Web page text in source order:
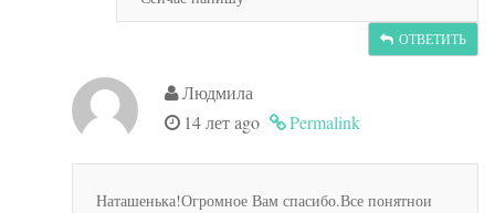
ОТВЕТИТЬ
Людмила
14 лет ago
Permalink
Наташенька!Огромное Вам спасибо.Все понятнои